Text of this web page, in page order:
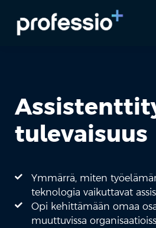
AI Coach
Pyydä
tulevaisuus
Ymmärrä, miten
teknologia vaikuttavat
Opi kehittämään omaa
muuttuvissa